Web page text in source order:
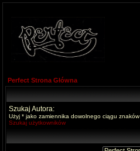
Perfect Strona Główna
Szukaj Autora:
Użyj * jako zamiennika dowolnego ciągu znaków
Szukaj użytkowników